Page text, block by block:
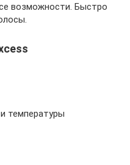
возможности. Быстро
температуры